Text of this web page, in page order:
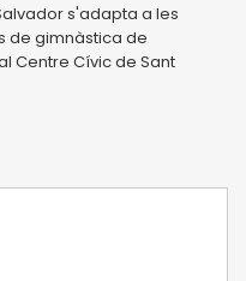
s'adapta a les
de gimnàstica de
Centre Cívic de Sant